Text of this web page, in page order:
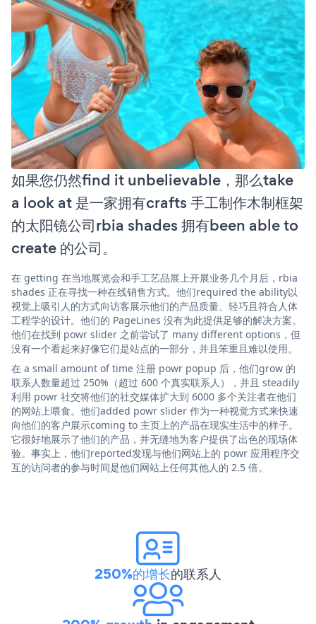
如果您仍然find it unbelievable，那么take
a look at 是一家拥有crafts 手工制作木制框架
的太阳镜公司rbia shades 拥有been able to
create 的公司。
在 getting 在当地展览会和手工艺品展上开展业务几个月后，rbia
shades 正在寻找一种在线销售方式。他们required the ability以
视觉上吸引人的方式向访客展示他们的产品质量、轻巧且符合人体
工程学的设计。他们的 PageLines 没有为此提供足够的解决方案。
他们在找到 powr slider 之前尝试了 many different options，但
没有一个看起来好像它们是站点的一部分，并且笨重且难以使用。
在 a small amount of time 注册 powr popup 后，他们grow 的
联系人数量超过 250%（超过 600 个真实联系人），并且 steadily
利用 powr 社交将他们的社交媒体扩大到 6000 多个关注者在他们
的网站上喂食。他们added powr slider 作为一种视觉方式来快速
向他们的客户展示coming to 主页上的产品在现实生活中的样子。
它很好地展示了他们的产品，并无缝地为客户提供了出色的现场体
验。事实上，他们reported发现与他们网站上的 powr 应用程序交
互的访问者的参与时间是他们网站上任何其他人的 2.5 倍。
250%的增长的联系人